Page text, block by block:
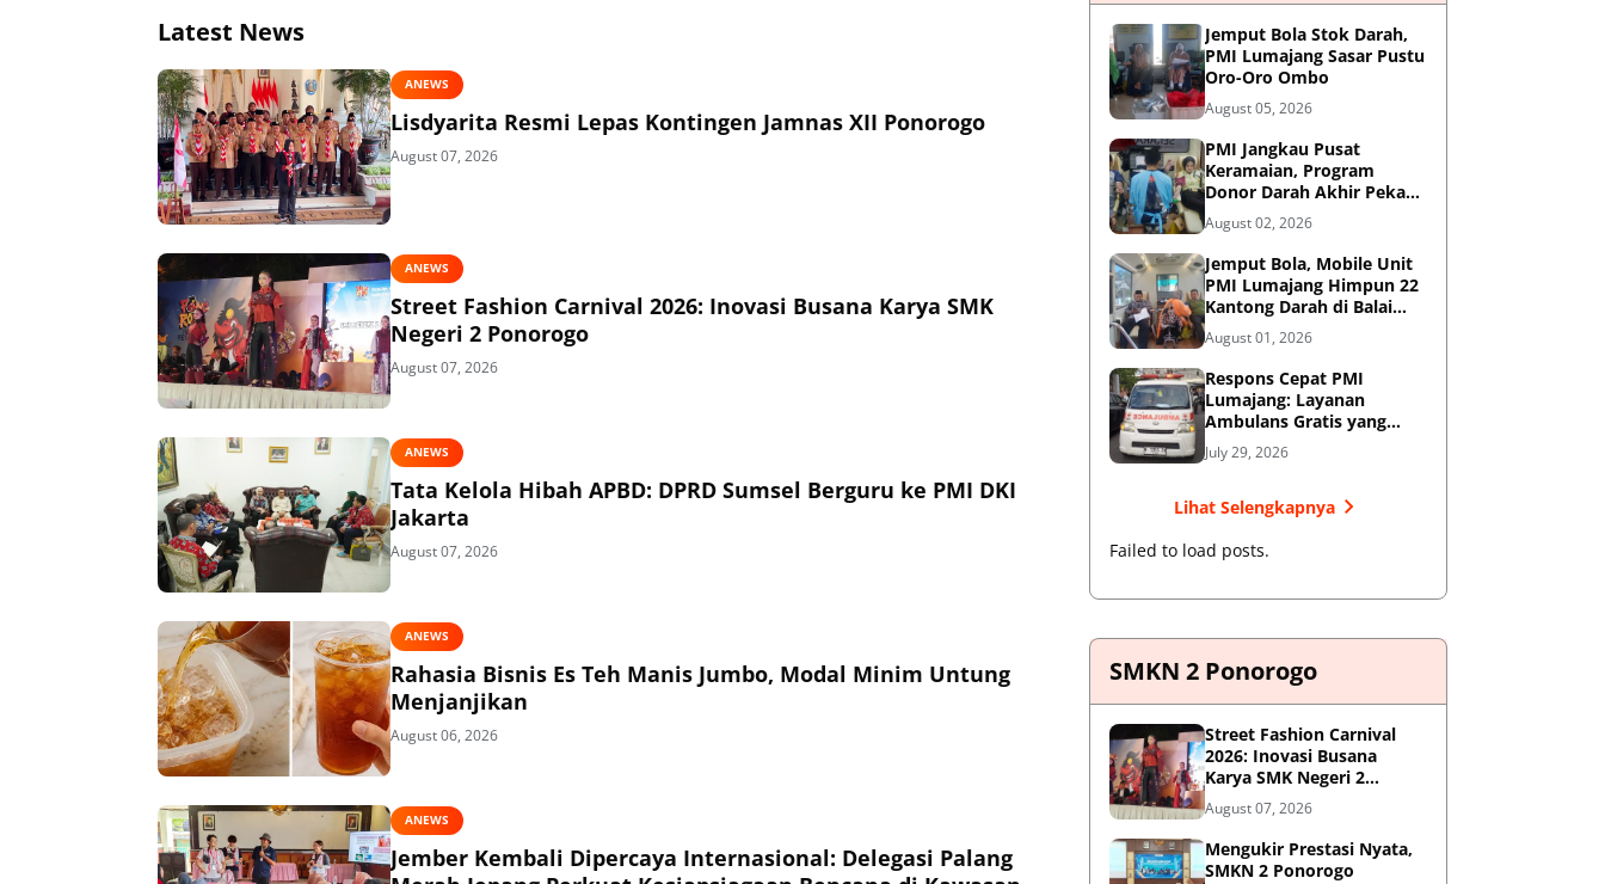
Latest News
ANEWS
Lisdyarita Resmi Lepas Kontingen Jamnas XII Ponorogo
August 07, 2026
ANEWS
Street Fashion Carnival 2026: Inovasi Busana Karya SMK
Negeri 2 Ponorogo
August 07, 2026
ANEWS
Tata Kelola Hibah APBD: DPRD Sumsel Berguru ke PMI DKI
Jakarta
August 07, 2026
ANEWS
Rahasia Bisnis Es Teh Manis Jumbo, Modal Minim Untung
Menjanjikan
August 06, 2026
ANEWS
Jember Kembali Dipercaya Internasional: Delegasi Palang
Jemput Bola Stok Darah,
PMI Lumajang Sasar Pustu
Oro-Oro Ombo
August 05, 2026
PMI Jangkau Pusat
Keramaian, Program
Donor Darah Akhir Pekan
di GM Plaza Lumajang
Disambut Antusias
August 02, 2026
Jemput Bola, Mobile Unit
PMI Lumajang Himpun 22
Kantong Darah di Balai
Desa Jatirejo Kunir
August 01, 2026
Respons Cepat PMI
Lumajang: Layanan
Ambulans Gratis yang
Wajib Diketahui Warga
July 29, 2026
Lihat Selengkapnya
Failed to load posts.
SMKN 2 Ponorogo
Street Fashion Carnival
2026: Inovasi Busana
Karya SMK Negeri 2
Ponorogo
August 07, 2026
Mengukir Prestasi Nyata,
SMKN 2 Ponorogo